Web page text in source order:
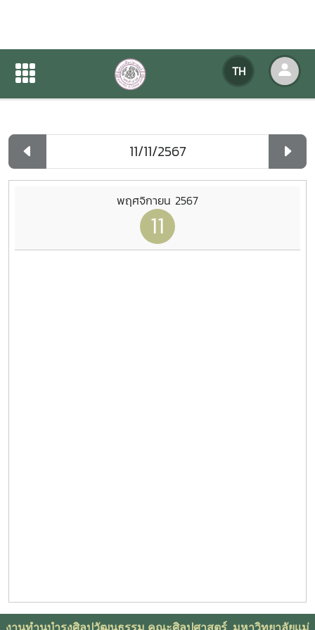
TH
ปฏิทินกิจกรรมของหน่วยงาน
ปฏิทินกิจกรรมของหน่วยงาน
พฤศจิกายน 2567
11
งานทำนุบำรุงศิลปวัฒนธรรม คณะศิลปศาสตร์ มหาวิทยาลัยเเม่